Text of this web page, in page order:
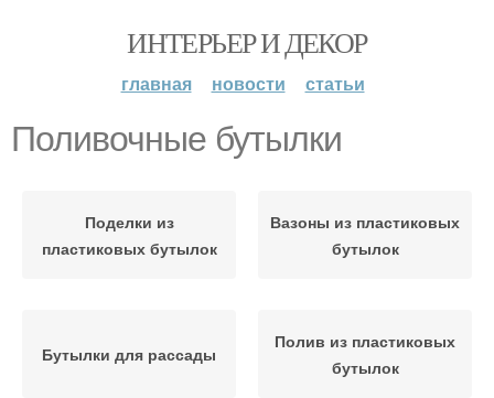
ИНТЕРЬЕР И ДЕКОР
главная новости статьи
Поливочные бутылки
Поделки из
пластиковых бутылок
Вазоны из пластиковых
бутылок
Бутылки для рассады
Полив из пластиковых
бутылок